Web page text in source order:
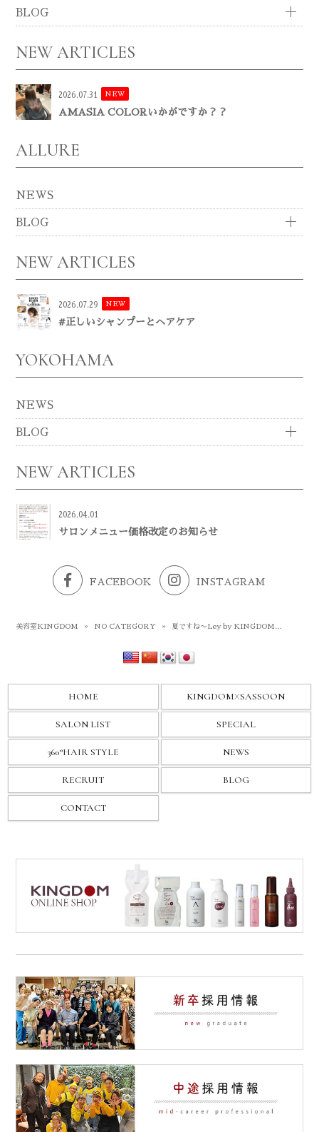
BLOG
NEW ARTICLES
2026.07.31 NEW
AMASIA COLORいかがですか？？
ALLURE
NEWS
BLOG
NEW ARTICLES
2026.07.29 NEW
#正しいシャンプーとヘアケア
YOKOHAMA
NEWS
BLOG
NEW ARTICLES
2026.04.01
サロンメニュー価格改定のお知らせ
FACEBOOK INSTAGRAM
美容室KINGDOM » NO CATEGORY » 夏ですね〜Ley by KINGDOM…
HOME KINGDOMXSASSOON
SALON LIST SPECIAL
360°HAIR STYLE NEWS
RECRUIT BLOG
CONTACT